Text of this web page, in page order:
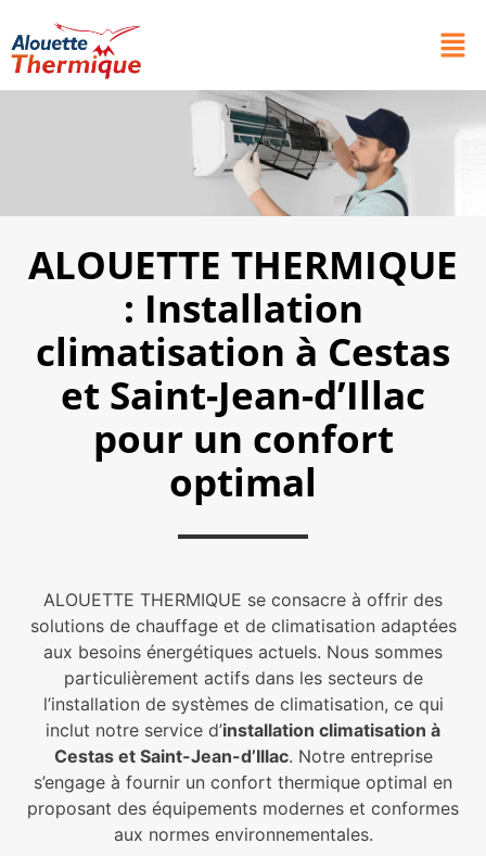
ALOUETTE THERMIQUE
: Installation
climatisation à Cestas
et Saint-Jean-d’Illac
pour un confort
optimal
ALOUETTE THERMIQUE se consacre à offrir des
solutions de chauffage et de climatisation adaptées
aux besoins énergétiques actuels. Nous sommes
particulièrement actifs dans les secteurs de
l’installation de systèmes de climatisation, ce qui
inclut notre service d’installation climatisation à
Cestas et Saint-Jean-d’Illac. Notre entreprise
s’engage à fournir un confort thermique optimal en
proposant des équipements modernes et conformes
aux normes environnementales.